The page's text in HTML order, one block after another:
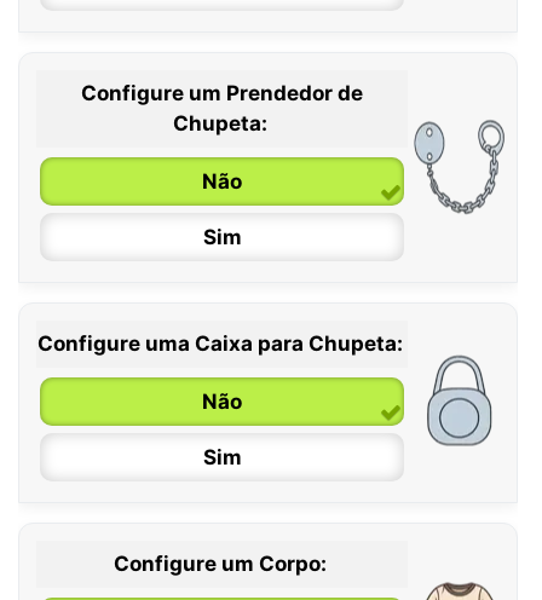
0 / 6 meses
6 / 36 meses
Configure um Prendedor de
Chupeta:
Não
Sim
Configure uma Caixa para Chupeta:
Não
Sim
Configure um Corpo: